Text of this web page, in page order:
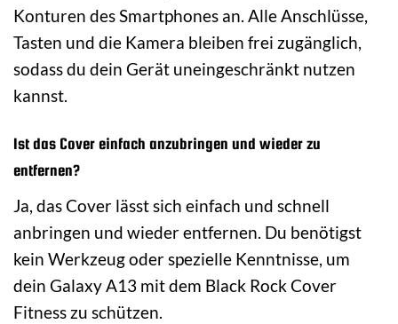
Konturen des Smartphones an. Alle Anschlüsse,
Tasten und die Kamera bleiben frei zugänglich,
sodass du dein Gerät uneingeschränkt nutzen
kannst.
Ist das Cover einfach anzubringen und wieder zu
entfernen?
Ja, das Cover lässt sich einfach und schnell
anbringen und wieder entfernen. Du benötigst
kein Werkzeug oder spezielle Kenntnisse, um
dein Galaxy A13 mit dem Black Rock Cover
Fitness zu schützen.